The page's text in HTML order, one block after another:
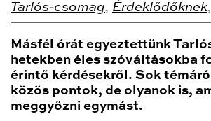
Tarlós-csomag, Érdeklődőknek,
Másfél órát egyeztettünk
hetekben éles szóváltásokba
érintő kérdésekről. Sok
közös pontok, de olyanok is,
meggyőzni egymást.